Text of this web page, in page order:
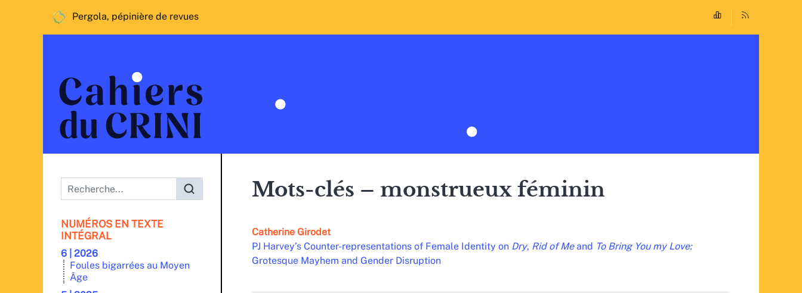
Pergola, pépinière de revues
Menu principal
NUMÉROS EN TEXTE
INTÉGRAL
6 | 2026
Foules bigarrées au Moyen
Âge
Mots-clés – monstrueux féminin
Catherine Girodet
PJ Harvey’s Counter-representations of Female Identity on Dry, Rid of Meand To Bring You my Love:
Grotesque Mayhem and Gender Disruption